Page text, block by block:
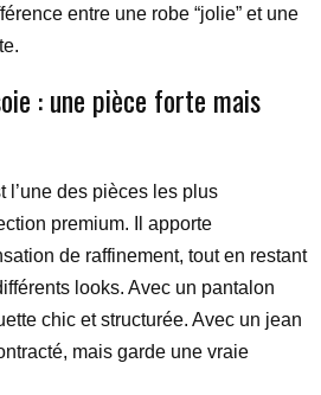
entre une robe “jolie” et une
: une pièce forte mais
l’une des pièces les plus
premium. Il apporte
de raffinement, tout en restant
looks. Avec un pantalon
chic et structurée. Avec un jean
mais garde une vraie